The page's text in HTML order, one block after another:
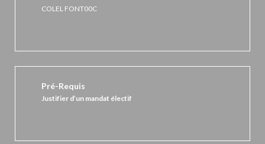
COLEL FONT00C
Pré-Requis
Justifier d’un mandat électif